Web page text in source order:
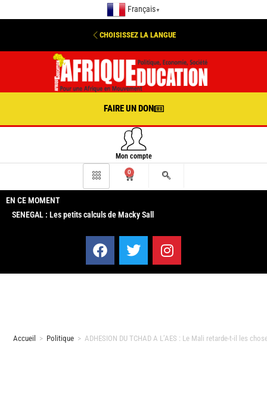
Français ▼
CHOISISSEZ LA LANGUE
FAIRE UN DON
Mon compte
0
EN CE MOMENT
SENEGAL : Les petits calculs de Macky Sall
Accueil > Politique > ADHESION DU TCHAD A L’AES : Le Mali retarde-t-il les